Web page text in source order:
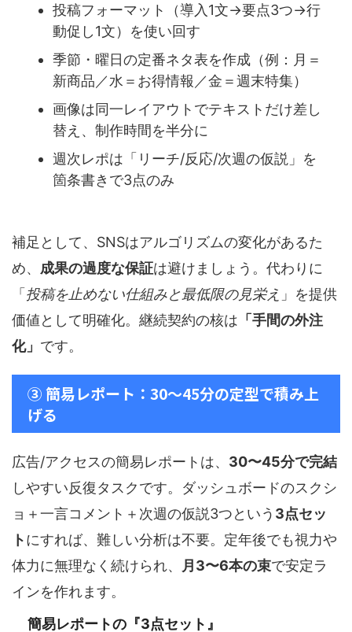
投稿フォーマット（導入1文→要点3つ→行
動促し1文）を使い回す
季節・曜日の定番ネタ表を作成（例：月＝
新商品／水＝お得情報／金＝週末特集）
画像は同一レイアウトでテキストだけ差し
替え、制作時間を半分に
週次レポは「リーチ/反応/次週の仮説」を
箇条書きで3点のみ
補足として、SNSはアルゴリズムの変化があるた
め、 成果の過度な保証は避けましょう。代わりに
「 投稿を止めない仕組みと最低限の見栄え 」を提供
価値として明確化。継続契約の核は 「手間の外注
化」 です。
③ 簡易レポート：30〜45分の定型で積み上
げる
広告/アクセスの簡易レポートは、 30〜45分で完結
しやすい反復タスクです。ダッシュボードのスクシ
ョ＋一言コメント＋次週の仮説3つという 3点セッ
トにすれば、難しい分析は不要。定年後でも視力や
体力に無理なく続けられ、 月3〜6本の束で安定ラ
インを作れます。
簡易レポートの『3点セット』